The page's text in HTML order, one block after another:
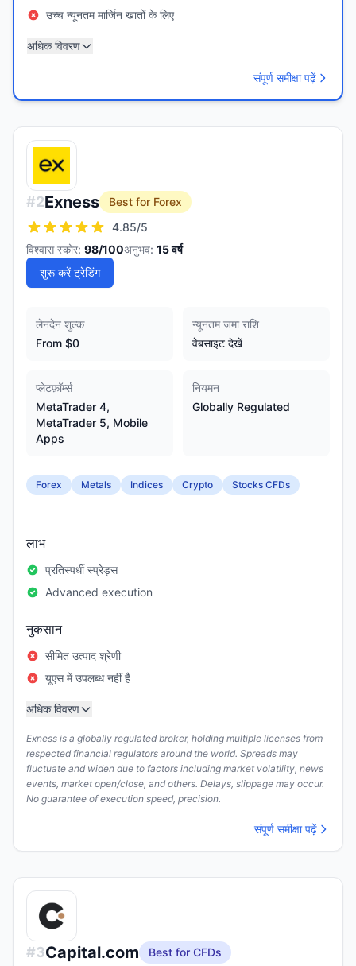
उच्च न्यूनतम मार्जिन खातों के लिए
अधिक विवरण
संपूर्ण समीक्षा पढ़ें
#2Exness
Best for Forex
4.85/5
विश्वास स्कोर: 98/100अनुभव: 15वर्ष
शुरू करें ट्रेडिंग
लेनदेन शुल्क
From $0
न्यूनतम जमा राशि
वेबसाइट देखें
प्लेटफ़ॉर्म्स
MetaTrader 4,
MetaTrader 5, Mobile
Apps
नियमन
Globally Regulated
Forex Metals Indices Crypto Stocks CFDs
लाभ
प्रतिस्पर्धी स्प्रेड्स
Advanced execution
नुकसान
सीमित उत्पाद श्रेणी
यूएस में उपलब्ध नहीं है
अधिक विवरण
Exness is a globally regulated broker, holding multiple licenses from
respected financial regulators around the world. Spreads may
fluctuate and widen due to factors including market volatility, news
events, market open/close, and others. Delays, slippage may occur.
No guarantee of execution speed, precision.
संपूर्ण समीक्षा पढ़ें
#3Capital.com Best for CFDs